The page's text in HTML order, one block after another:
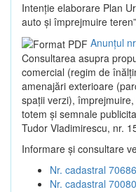
Intenție elaborare Plan
auto și împrejmuire
Anunțul
Consultarea asupra
comercial (regim de
amenajări exterioare
spații verzi),
totem și semnale
Tudor Vladimirescu, nr.
Informare și consultare
Nr. cadastral 70686
Nr. cadastral 70080